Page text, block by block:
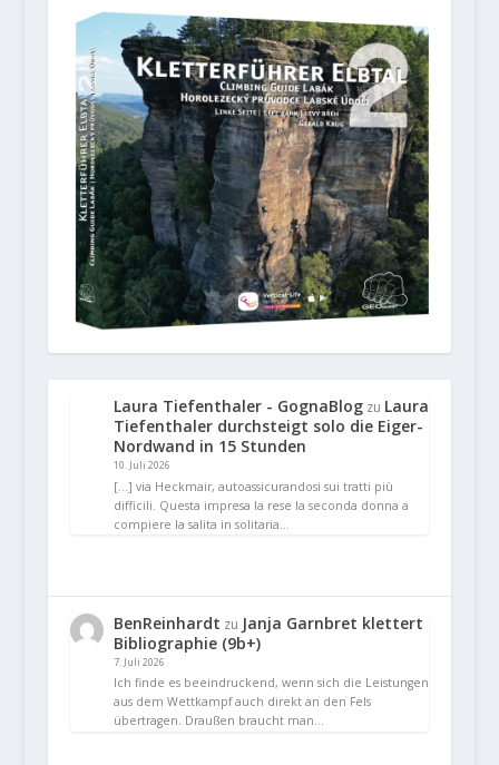
Laura Tiefenthaler - GognaBlogzu Laura
Tiefenthaler durchsteigt solo die Eiger-
Nordwand in 15 Stunden
10. Juli 2026
[…] via Heckmair, autoassicurandosi sui tratti più
difficili. Questa impresa la rese la seconda donna a
compiere la salita in solitaria…
BenReinhardt zu Janja Garnbret klettert
Bibliographie (9b+)
7. Juli 2026
Ich finde es beeindruckend, wenn sich die Leistungen
aus dem Wettkampf auch direkt an den Fels
übertragen. Draußen braucht man…